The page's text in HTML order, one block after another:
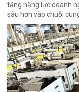
tăng năng lực doanh
sâu hơn vào chuỗi